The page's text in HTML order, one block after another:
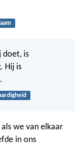
doet, is
Hij is
we van elkaar
in ons